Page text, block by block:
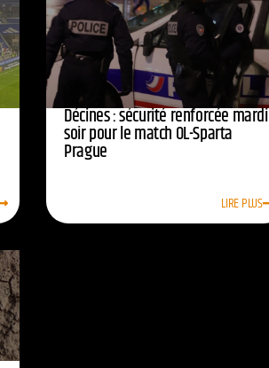
Décines : sécurité renforcée mardi
soir pour le match OL-Sparta
Prague
LIRE PLUS